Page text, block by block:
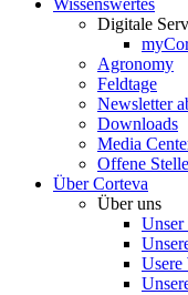
Wissenswertes
Digitale
Agronomy
Feldtage
Newsletter
Downloads
Media
Offene
Über Corteva
Über uns
Unser
Usere